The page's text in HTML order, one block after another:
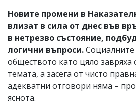
Новите промени в
влизат в сила от днес във
в нетрезво състояние,
логични въпроси.
обществото като цяло
темата, а засега от чисто
адекватни отговори няма –
яснота.